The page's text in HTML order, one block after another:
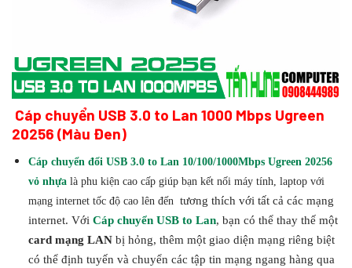
Cáp chuyển USB 3.0 to Lan 1000 Mbps Ugreen
20256 (Màu Đen)
Cáp chuyển đổi USB 3.0 to Lan 10/100/1000Mbps Ugreen 20256
vỏ nhựa là phu kiện cao cấp giúp bạn kết nối máy tính, laptop với
mạng internet tốc độ cao lên đến tương thích với tất cả các mạng
internet. Với Cáp chuyển USB to Lan, bạn có thể thay thế một
card mạng LANbị hỏng, thêm một giao diện mạng riêng biệt
có thể định tuyến và chuyển các tập tin mạng ngang hàng qua